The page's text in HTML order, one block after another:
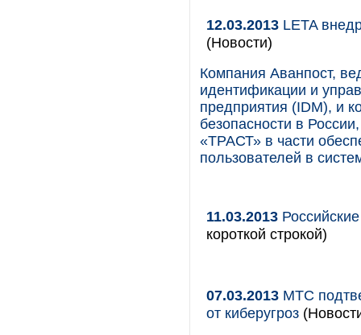
12.03.2013 LETA
(Новости)
Компания Аванпост,
идентификации и
предприятия (IDM), и
безопасности в
«ТРАСТ» в части
пользователей в
11.03.2013
короткой строкой)
07.03.2013 МТС
от киберугроз